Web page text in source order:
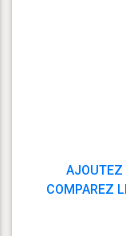
AJOUTEZ
COMPAREZ